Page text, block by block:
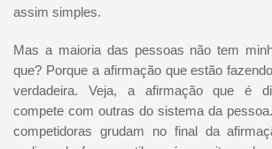
assim simples.
Mas a maioria das pessoas não tem
que? Porque a afirmação que estão
verdadeira. Veja, a afirmação que é
compete com outras do sistema da
competidoras grudam no final da